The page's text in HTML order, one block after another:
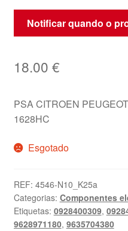
Notificar quando o
18.00 €
PSA CITROEN
1628HC
Esgotado
REF: 4546-N10_K25a
Categorias: Componentes
Etiquetas: 0928400309,
9628971180, 9635704380